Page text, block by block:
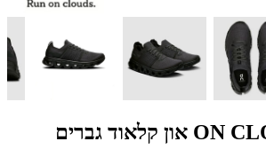
ON CLOUDSWIFT 4 און קלאוד גברים